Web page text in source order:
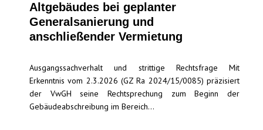
Altgebäudes bei geplanter
Generalsanierung und
anschließender Vermietung
Ausgangssachverhalt und strittige Rechtsfrage Mit
Erkenntnis vom 2.3.2026 (GZ Ra 2024/15/0085) präzisiert
der VwGH seine Rechtsprechung zum Beginn der
Gebäudeabschreibung im Bereich...